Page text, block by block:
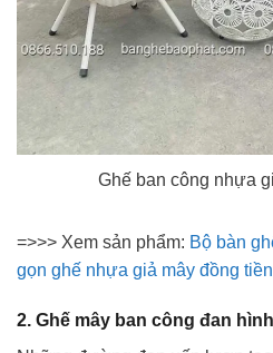
Ghế ban công nhựa
=>>> Xem sản phẩm: Bộ bàn
gọn ghế nhựa giả mây đồng tiền
2. Ghế mây ban công đan